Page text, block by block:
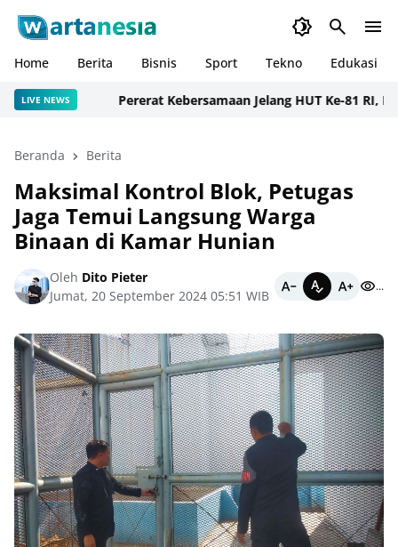
Home Berita Bisnis Sport Tekno Edukasi
LIVE NEWS Pererat Kebersamaan Jelang HUT Ke-81 RI,
Beranda Berita
Maksimal Kontrol Blok, Petugas
Jaga Temui Langsung Warga
Binaan di Kamar Hunian
Oleh Dito Pieter
Jumat, 20 September 2024 05:51 WIB
...